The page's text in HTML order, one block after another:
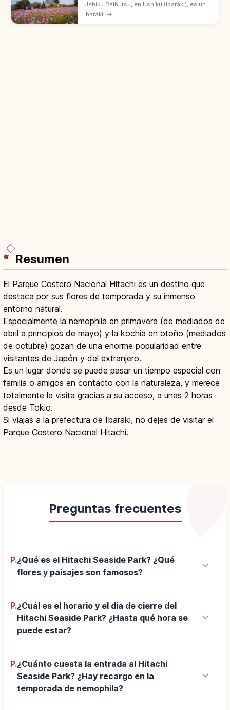
Ushiku Daibutsu, en Ushiku (Ibaraki), es una
de las mayores estatuas de Buda del
Ibaraki →
Resumen
El Parque Costero Nacional Hitachi es un destino que
destaca por sus flores de temporada y su inmenso
entorno natural.
Especialmente la nemophila en primavera (de mediados de
abril a principios de mayo) y la kochia en otoño (mediados
de octubre) gozan de una enorme popularidad entre
visitantes de Japón y del extranjero.
Es un lugar donde se puede pasar un tiempo especial con
familia o amigos en contacto con la naturaleza, y merece
totalmente la visita gracias a su acceso, a unas 2 horas
desde Tokio.
Si viajas a la prefectura de Ibaraki, no dejes de visitar el
Parque Costero Nacional Hitachi.
Preguntas frecuentes
P.¿Qué es el Hitachi Seaside Park? ¿Qué
flores y paisajes son famosos?
keyboard_arrow_down
P.¿Cuál es el horario y el día de cierre del
Hitachi Seaside Park? ¿Hasta qué hora se
puede estar?
keyboard_arrow_down
P.¿Cuánto cuesta la entrada al Hitachi
Seaside Park? ¿Hay recargo en la
temporada de nemophila?
keyboard_arrow_down